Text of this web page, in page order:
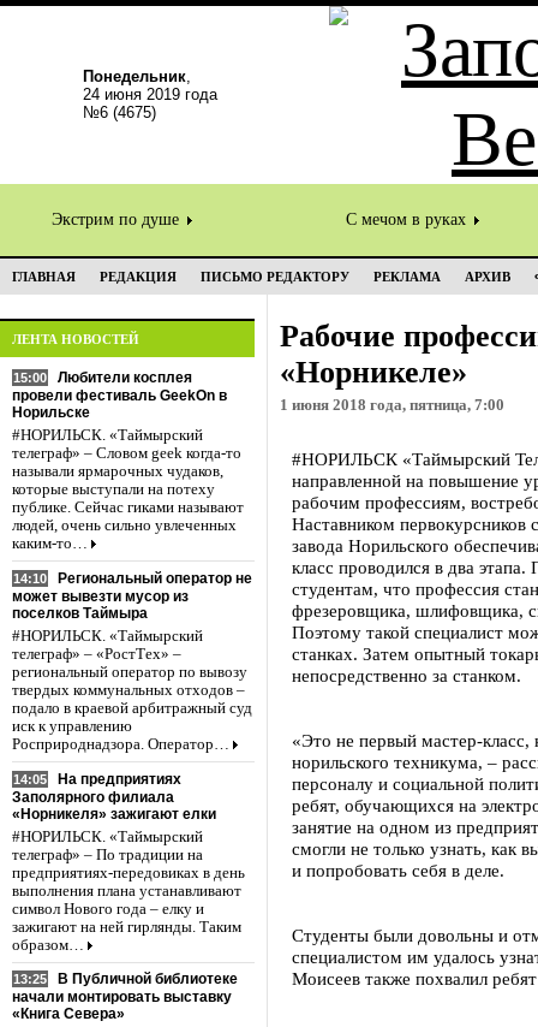
Понедельник,
24 июня 2019 года
№6 (4675)
Экстрим по душе С мечом в руках
ГЛАВНАЯ РЕДАКЦИЯ ПИСЬМО РЕДАКТОРУ РЕКЛАМА АРХИВ
ЛЕНТА НОВОСТЕЙ
15:00
Любители косплея
провели фестиваль GeekOn в
Норильске
#НОРИЛЬСК. «Таймырский
телеграф» – Словом geek когда-то
называли ярмарочных чудаков,
которые выступали на потеху
публике. Сейчас гиками называют
людей, очень сильно увлеченных
каким-то…
14:10
Региональный оператор не
может вывезти мусор из
поселков Таймыра
#НОРИЛЬСК. «Таймырский
телеграф» – «РостТех» –
региональный оператор по вывозу
твердых коммунальных отходов –
подало в краевой арбитражный суд
иск к управлению
Росприроднадзора. Оператор…
14:05
На предприятиях
Заполярного филиала
«Норникеля» зажигают елки
#НОРИЛЬСК. «Таймырский
телеграф» – По традиции на
предприятиях-передовиках в день
выполнения плана устанавливают
символ Нового года – елку и
зажигают на ней гирлянды. Таким
образом…
13:25
В Публичной библиотеке
начали монтировать выставку
«Книга Севера»
Рабочие
«Норникеле»
1 июня 2018 года, пятница, 7:00
#НОРИЛЬСК «Таймырский
направленной на повышение
рабочим профессиям,
Наставником первокурсников
завода Норильского
класс проводился в два
студентам, что профессия
фрезеровщика, шлифовщика,
Поэтому такой специалист
станках. Затем опытный
непосредственно за станком.
«Это не первый мастер-
норильского техникума, –
персоналу и социальной
ребят, обучающихся на
занятие на одном из
смогли не только узнать, как
и попробовать себя в деле.
Студенты были довольны и
специалистом им удалось
Моисеев также похвалил